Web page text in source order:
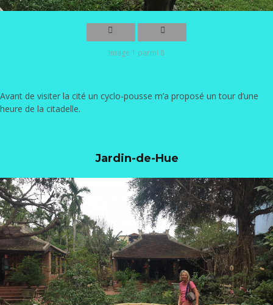
Image 1 parmi 8
Avant de visiter la cité un cyclo-pousse m’a proposé un tour d’une
heure de la citadelle.
Jardin-de-Hue